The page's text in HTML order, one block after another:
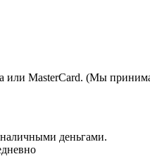
MasterCard. (Мы
деньгами.